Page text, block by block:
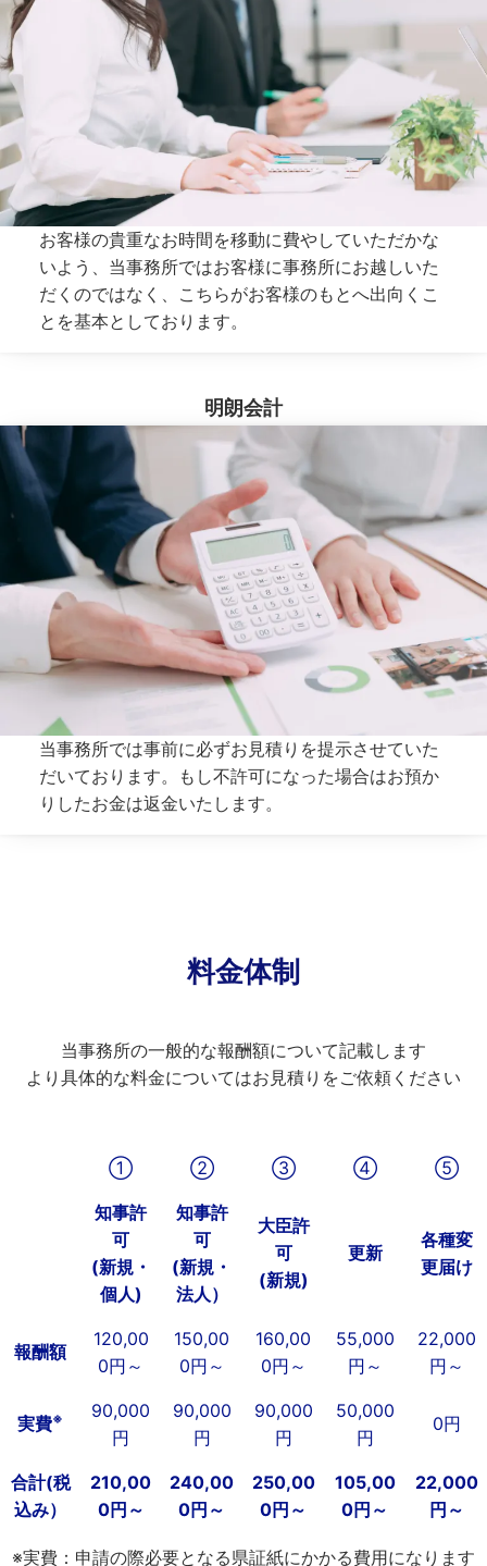
お客様の貴重なお時間を移動に費やしていただかな
いよう、当事務所ではお客様に事務所にお越しいた
だくのではなく、こちらがお客様のもとへ出向くこ
とを基本としております。
明朗会計
当事務所では事前に必ずお見積りを提示させていた
だいております。もし不許可になった場合はお預か
りしたお金は返金いたします。
料金体制
当事務所の一般的な報酬額について記載します
より具体的な料金についてはお見積りをご依頼ください
① ② ③ ④ ⑤
知事許
可
(新規・
個人)
知事許
可
(新規・
法人）
大臣許
可
(新規)
更新
各種変
更届け
報酬額
120,00
0円～
150,00
0円～
160,00
0円～
55,000
円～
22,000
円～
実費※
90,000
円
90,000
円
90,000
円
50,000
円
0円
合計(税
込み）
210,00
0円～
240,00
0円～
250,00
0円～
105,00
0円～
22,000
円～
※実費：申請の際必要となる県証紙にかかる費用になります